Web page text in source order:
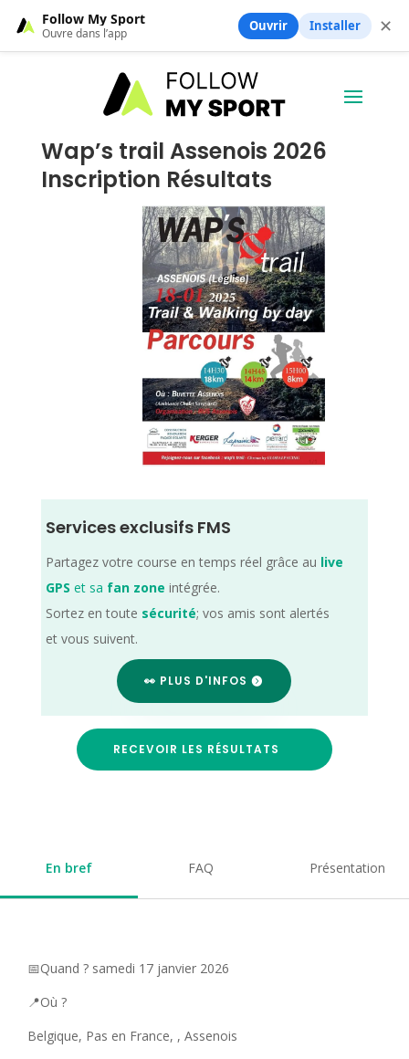
Wap’s trail Assenois 2026
Inscription Résultats
Services exclusifs FMS
Partagez votre course en temps réel grâce au live
GPS et sa fan zone intégrée.
Sortez en toute sécurité; vos amis sont alertés
et vous suivent.
👀 PLUS D'INFOS
RECEVOIR LES RÉSULTATS
En bref FAQ Présentation
📅Quand ? samedi 17 janvier 2026
📍Où ?
Belgique, Pas en France, , Assenois
Follow My Sport
Ouvre dans l’app Ouvrir Installer ✕